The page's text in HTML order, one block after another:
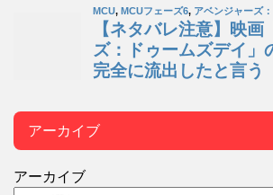
アーカイブ
アーカイブ